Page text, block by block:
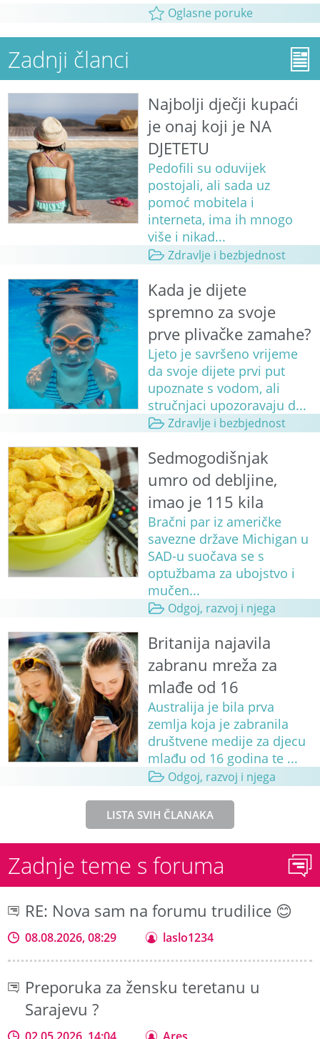
Oglasne poruke
Zadnji članci
Najbolji dječji kupaći
je onaj koji je NA
DJETETU
Pedofili su oduvijek
postojali, ali sada uz
pomoć mobitela i
interneta, ima ih mnogo
više i nikad...
Zdravlje i bezbjednost
Kada je dijete
spremno za svoje
prve plivačke zamahe?
Ljeto je savršeno vrijeme
da svoje dijete prvi put
upoznate s vodom, ali
stručnjaci upozoravaju d...
Zdravlje i bezbjednost
Sedmogodišnjak
umro od debljine,
imao je 115 kila
Bračni par iz američke
savezne države Michigan u
SAD-u suočava se s
optužbama za ubojstvo i
mučen...
Odgoj, razvoj i njega
Britanija najavila
zabranu mreža za
mlađe od 16
Australija je bila prva
zemlja koja je zabranila
društvene medije za djecu
mlađu od 16 godina te ...
Odgoj, razvoj i njega
LISTA SVIH ČLANAKA
Zadnje teme s foruma
RE: Nova sam na forumu trudilice 😊
08.08.2026, 08:29 laslo1234
Preporuka za žensku teretanu u
Sarajevu ?
02.05.2026, 14:04 Ares